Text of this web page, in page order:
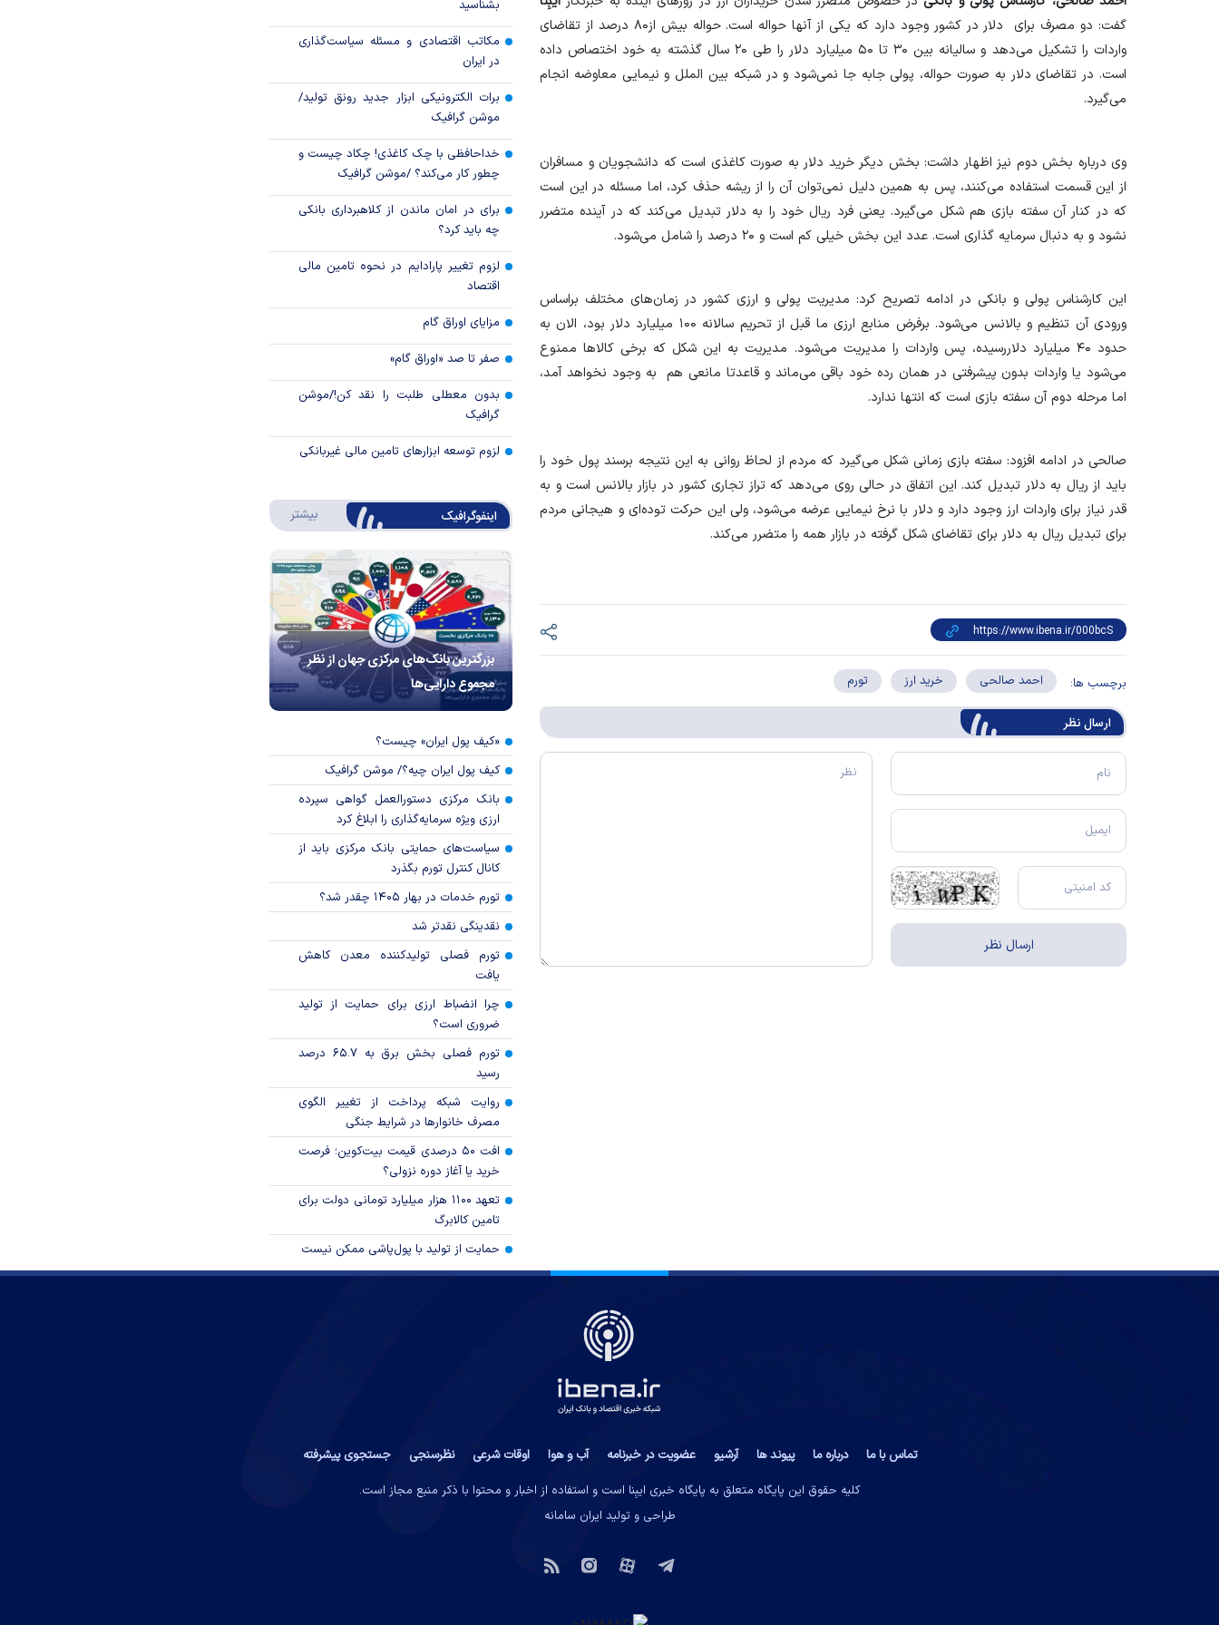
گفت: دو مصرف برای دلار در کشور وجود دارد که یکی از آنها حواله است. حواله بیش از۸۰ درصد از تقاضای
واردات را تشکیل می‌دهد و سالیانه بین ۳۰ تا ۵۰ میلیارد دلار را طی ۲۰ سال گذشته به خود اختصاص داده
است. در تقاضای دلار به صورت حواله، پولی جابه جا نمی‌شود و در شبکه بین الملل و نیمایی معاوضه انجام
می‌گیرد.
وی درباره بخش دوم نیز اظهار داشت: بخش دیگر خرید دلار به صورت کاغذی است که دانشجویان و مسافران
از این قسمت استفاده می‌کنند، پس به همین دلیل نمی‌توان آن را از ریشه حذف کرد، اما مسئله در این است
که در کنار آن سفته بازی هم شکل می‌گیرد. یعنی فرد ریال خود را به دلار تبدیل می‌کند که در آینده متضرر
نشود و به دنبال سرمایه گذاری است. عدد این بخش خیلی کم است و ۲۰ درصد را شامل می‌شود.
این کارشناس پولی و بانکی در ادامه تصریح کرد: مدیریت پولی و ارزی کشور در زمان‌های مختلف براساس
ورودی آن تنظیم و بالانس می‌شود. برفرض منابع ارزی ما قبل از تحریم سالانه ۱۰۰ میلیارد دلار بود، الان به
حدود ۴۰ میلیارد دلاررسیده، پس واردات را مدیریت می‌شود. مدیریت به این شکل که برخی کالا‌ها ممنوع
می‌شود یا واردات بدون پیشرفتی در همان رده خود باقی می‌ماند و قاعدتا مانعی هم به وجود نخواهد آمد،
اما مرحله دوم آن سفته بازی است که انتها ندارد.
صالحی در ادامه افزود: سفته بازی زمانی شکل می‌گیرد که مردم از لحاظ روانی به این نتیجه برسند پول خود را
باید از ریال به دلار تبدیل کند. این اتفاق در حالی روی می‌دهد که تراز تجاری کشور در بازار بالانس است و به
قدر نیاز برای واردات ارز وجود دارد و دلار با نرخ نیمایی عرضه می‌شود، ولی این حرکت توده‌ای و هیجانی مردم
برای تبدیل ریال به دلار برای تقاضای شکل گرفته در بازار همه را متضرر می‌کند.
برچسب ها: احمد صالحی خرید ارز تورم
ارسال‌ نظر
بیمه‌ای؛ ضرورتی برای عدالت، اعتماد
عمومی و پایداری مالی
ارزهای راکد در مسیر تولید؛ «گواهی
سپرده ارزی» چه می‌کند؟
بشناسید
مکاتب اقتصادی و مسئله سیاست‌گذاری
در ایران
برات الکترونیکی ابزار جدید رونق تولید/
موشن گرافیک
خداحافظی با چک کاغذی! چکاد چیست و
چطور کار می‌کند؟ /موشن گرافیک
برای در امان ماندن از کلاهبرداری بانکی
چه باید کرد؟
لزوم تغییر پارادایم در نحوه تامین مالی
اقتصاد
مزایای اوراق گام
صفر تا صد «اوراق گام»
بدون معطلی طلبت را نقد کن!/موشن
گرافیک
لزوم توسعه ابزارهای تامین مالی غیربانکی
اینفوگرافیک بیشتر درباره اینفوگرافیک
بزرگترین بانک‌های مرکزی جهان از نظر
مجموع دارایی‌ها
«کیف پول ایران» چیست؟
کیف پول ایران چیه؟/ موشن گرافیک
بانک مرکزی دستورالعمل گواهی سپرده
ارزی ویژه سرمایه‌گذاری را ابلاغ کرد
سیاست‌های حمایتی بانک مرکزی باید از
کانال کنترل تورم بگذرد
تورم خدمات در بهار ۱۴۰۵ چقدر شد؟
نقدینگی نقدتر شد
تورم فصلی تولیدکننده معدن کاهش
یافت
چرا انضباط ارزی برای حمایت از تولید
ضروری است؟
تورم فصلی بخش برق به ۶۵.۷ درصد
رسید
روایت شبکه پرداخت از تغییر الگوی
مصرف خانوار‌ها در شرایط جنگی
افت ۵۰ درصدی قیمت بیت‌کوین؛ فرصت
خرید یا آغاز دوره نزولی؟
تعهد ۱۱۰۰ هزار میلیارد تومانی دولت برای
تامین کالابرگ
حمایت از تولید با پول‌پاشی ممکن نیست
تماس با ما درباره ما پیوند ها آرشیو عضویت در خبرنامه آب و هوا اوقات شرعی نظرسنجی
جستجوی پیشرفته
کلیه حقوق این پایگاه متعلق به پایگاه خبری ایبِنا است و استفاده از اخبار و محتوا با ذکر منبع مجاز است.
طراحی و تولید ایران سامانه